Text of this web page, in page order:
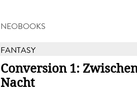
NEOBOOKS
FANTASY
Conversion 1:
Nacht